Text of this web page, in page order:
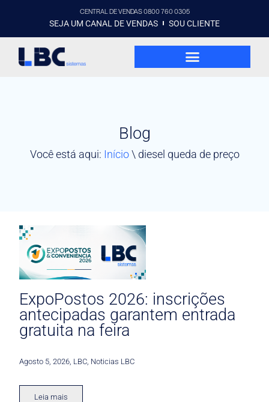
CENTRAL DE VENDAS 0800 760 0305
SEJA UM CANAL DE VENDAS SOU CLIENTE
Blog
Você está aqui: Início\ diesel queda de preço
ExpoPostos 2026: inscrições
antecipadas garantem entrada
gratuita na feira
Agosto 5, 2026 LBC Noticias LBC
Leia mais